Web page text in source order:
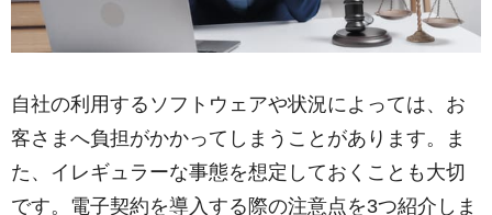
自社の利用するソフトウェアや状況によっては、お
客さまへ負担がかかってしまうことがあります。ま
た、イレギュラーな事態を想定しておくことも大切
です。電子契約を導入する際の注意点を3つ紹介しま